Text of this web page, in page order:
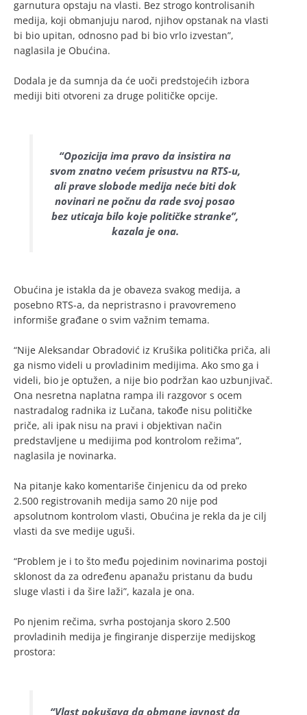
garnutura opstaju na vlasti. Bez strogo kontrolisanih
medija, koji obmanjuju narod, njihov opstanak na vlasti
bi bio upitan, odnosno pad bi bio vrlo izvestan”,
naglasila je Obućina.
Dodala je da sumnja da će uoči predstojećih izbora
mediji biti otvoreni za druge političke opcije.
“Opozicija ima pravo da insistira na
svom znatno većem prisustvu na RTS-u,
ali prave slobode medija neće biti dok
novinari ne počnu da rade svoj posao
bez uticaja bilo koje političke stranke”,
kazala je ona.
Obućina je istakla da je obaveza svakog medija, a
posebno RTS-a, da nepristrasno i pravovremeno
informiše građane o svim važnim temama.
“Nije Aleksandar Obradović iz Krušika politička priča, ali
ga nismo videli u provladinim medijima. Ako smo ga i
videli, bio je optužen, a nije bio podržan kao uzbunjivač.
Ona nesretna naplatna rampa ili razgovor s ocem
nastradalog radnika iz Lučana, takođe nisu političke
priče, ali ipak nisu na pravi i objektivan način
predstavljene u medijima pod kontrolom režima”,
naglasila je novinarka.
Na pitanje kako komentariše činjenicu da od preko
2.500 registrovanih medija samo 20 nije pod
apsolutnom kontrolom vlasti, Obućina je rekla da je cilj
vlasti da sve medije uguši.
“Problem je i to što među pojedinim novinarima postoji
sklonost da za određenu apanažu pristanu da budu
sluge vlasti i da šire laži”, kazala je ona.
Po njenim rečima, svrha postojanja skoro 2.500
provladinih medija je fingiranje disperzije medijskog
prostora:
“Vlast pokušava da obmane javnost da